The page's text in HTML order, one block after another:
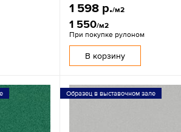
1 598 р./м2
1 550/м2
При покупке рулоном
В корзину
Образец в выставочном зале